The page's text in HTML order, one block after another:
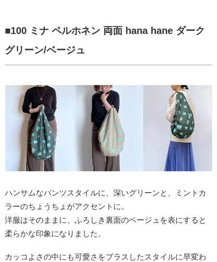
■100 ミナ ペルホネン 両面 hana hane ダーク
グリーン/ベージュ
ハンサムなパンツスタイルに、深いグリーンと、ミントカ
ラーのちょうちょがアクセントに。
洋服はそのままに、ふろしき裏面のベージュを表にすると
柔らかな印象になりました。
カッコよさの中にも可愛さをプラスしたスタイルに早変わ